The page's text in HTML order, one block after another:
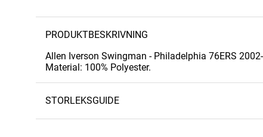
PRODUKTBESKRIVNING
Allen Iverson Swingman - Philadelphia 76ERS
Material: 100% Polyester.
STORLEKSGUIDE